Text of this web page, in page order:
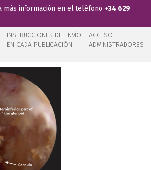
principal
más información en el teléfono +34 629
INSTRUCCIONES DE ENVÍO
EN CADA PUBLICACIÓN |
ACCESO
ADMINISTRADORES